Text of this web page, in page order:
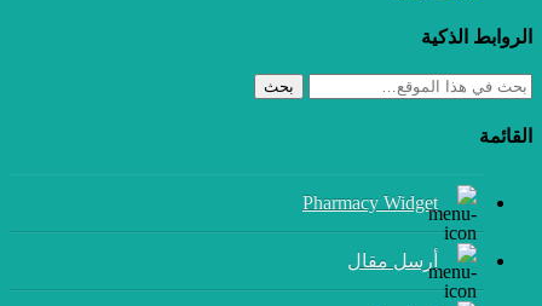
الروابط الذكية
بحث
القائمة
Pharmacy Widget
أرسل مقال